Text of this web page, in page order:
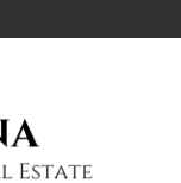
Analyse 2026